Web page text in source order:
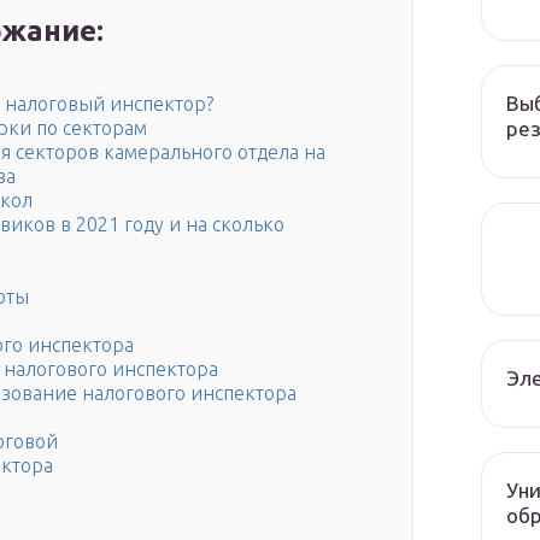
инспектор?
по секторам
камерального отдела на
в 2021 году и на сколько
инспектора
инспектора
налогового инспектора